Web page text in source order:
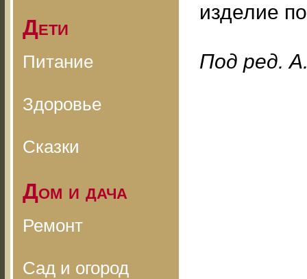
Дети
Питание
Здоровье
Сказки
Дом и дача
Ремонт
Сад и огород
изделие
Под ред.